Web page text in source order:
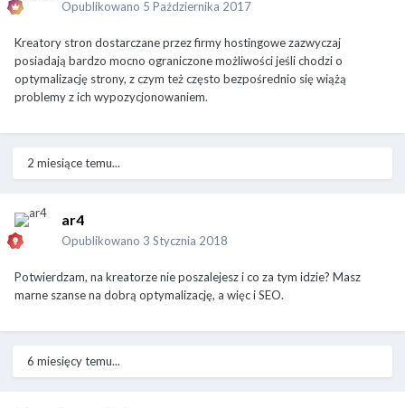
Opublikowano 5 Października 2017
Kreatory stron dostarczane przez firmy hostingowe zazwyczaj
posiadają bardzo mocno ograniczone możliwości jeśli chodzi o
optymalizację strony, z czym też często bezpośrednio się wiążą
problemy z ich wypozycjonowaniem.
2 miesiące temu...
ar4
Opublikowano 3 Stycznia 2018
Potwierdzam, na kreatorze nie poszalejesz i co za tym idzie? Masz
marne szanse na dobrą optymalizację, a więc i SEO.
6 miesięcy temu...